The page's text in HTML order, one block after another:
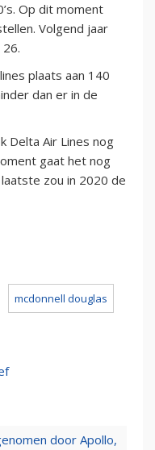
Op dit moment
Volgend jaar
plaats aan 140
dan er in de
Delta Air Lines nog
gaat het nog
zou in 2020 de
mcdonnell douglas
door Apollo,